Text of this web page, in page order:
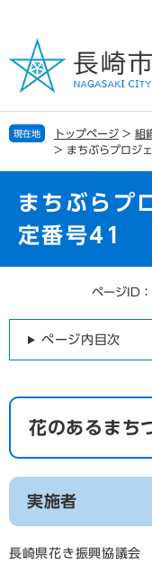
の
で
す
ー
ば
し
現在地 トップページ > 組
> まちぶらプロジ
まちぶらプ
定番号41
ページID
ページ内目次
花のあるまち
実施者
長崎県花き振興協議会